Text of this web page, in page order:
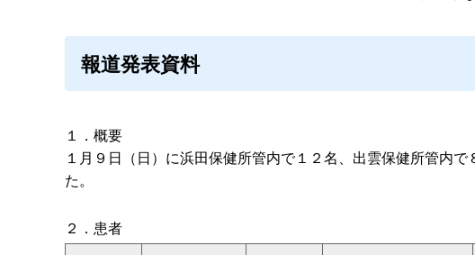
報道発表資料
１．概要
１月９日（日）に浜田保健所管内で１２名、出雲保健所管内
た。
２．患者